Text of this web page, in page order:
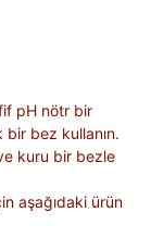
pH nötr bir
bir bez kullanın.
kuru bir bezle
aşağıdaki ürün